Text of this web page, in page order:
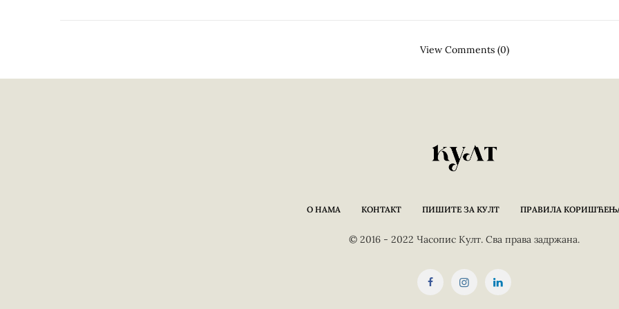
View Comments (0)
О НАМА КОНТАКТ ПИШИТЕ ЗА КУЛТ ПРАВИЛА
© 2016 - 2022 Часопис Култ. Сва права задржана.